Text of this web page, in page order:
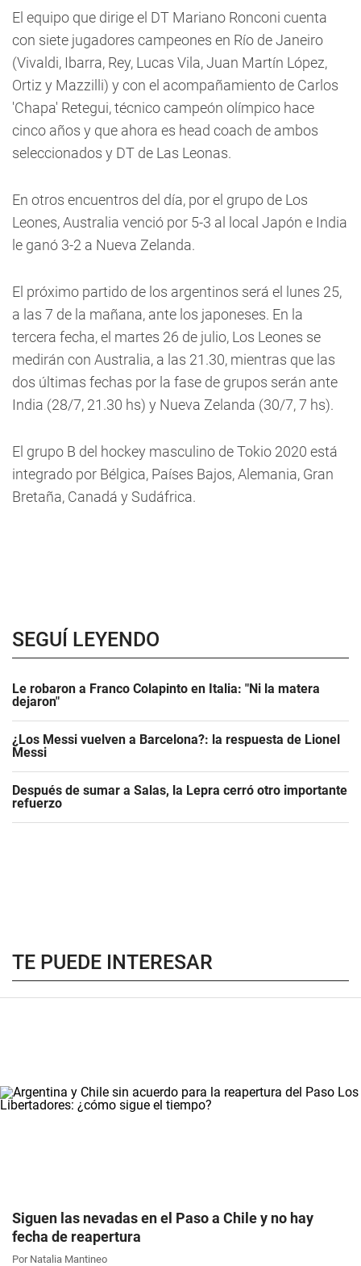
El equipo que dirige el DT Mariano Ronconi cuenta
con siete jugadores campeones en Río de Janeiro
(Vivaldi, Ibarra, Rey, Lucas Vila, Juan Martín López,
Ortiz y Mazzilli) y con el acompañamiento de Carlos
'Chapa' Retegui, técnico campeón olímpico hace
cinco años y que ahora es head coach de ambos
seleccionados y DT de Las Leonas.
En otros encuentros del día, por el grupo de Los
Leones, Australia venció por 5-3 al local Japón e India
le ganó 3-2 a Nueva Zelanda.
El próximo partido de los argentinos será el lunes 25,
a las 7 de la mañana, ante los japoneses. En la
tercera fecha, el martes 26 de julio, Los Leones se
medirán con Australia, a las 21.30, mientras que las
dos últimas fechas por la fase de grupos serán ante
India (28/7, 21.30 hs) y Nueva Zelanda (30/7, 7 hs).
El grupo B del hockey masculino de Tokio 2020 está
integrado por Bélgica, Países Bajos, Alemania, Gran
Bretaña, Canadá y Sudáfrica.
SEGUÍ LEYENDO
Le robaron a Franco Colapinto en Italia: "Ni la matera
dejaron"
¿Los Messi vuelven a Barcelona?: la respuesta de Lionel
Messi
Después de sumar a Salas, la Lepra cerró otro importante
refuerzo
TE PUEDE INTERESAR
Siguen las nevadas en el Paso a Chile y no hay
fecha de reapertura
Por Natalia Mantineo